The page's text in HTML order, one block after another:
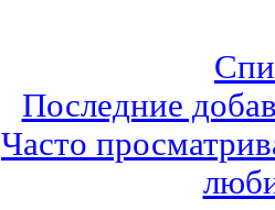
Последние
Часто